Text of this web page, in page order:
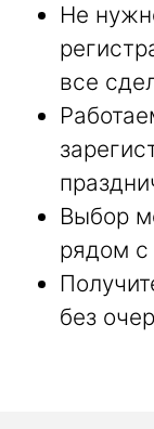
Не
все
Выбор
рядом
без